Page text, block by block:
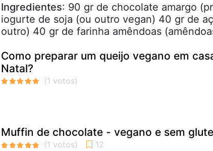
Ingredientes: 90 gr de chocolate amargo
iogurte de soja (ou outro vegan) 40 gr de
outro) 40 gr de farinha amêndoas
Como preparar um queijo vegano em
Natal?
Muffin de chocolate - vegano e sem